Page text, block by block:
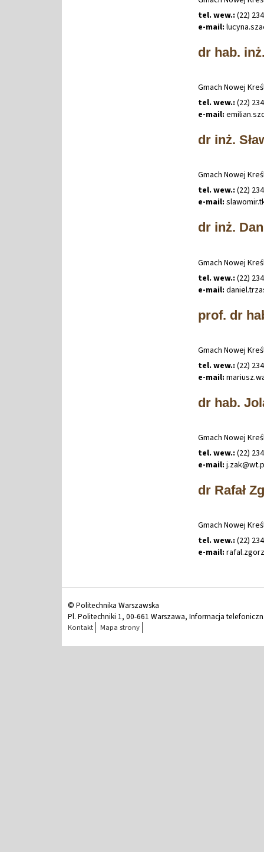
tel. wew.: (22)
e-mail: lucyna.
dr hab.
Gmach Nowej
tel. wew.: (22)
e-mail: emilian.
dr inż.
Gmach Nowej
tel. wew.: (22)
e-mail: slawomir.
dr inż.
Gmach Nowej
tel. wew.: (22)
e-mail: daniel.
prof. dr
Gmach Nowej
tel. wew.: (22)
e-mail: mariusz.
dr hab.
Gmach Nowej
tel. wew.: (22)
e-mail: j.zak@wt.
dr Rafał
Gmach Nowej
tel. wew.: (22)
e-mail: rafal.
© Politechnika Warszawska
Pl. Politechniki 1, 00-661 Warszawa, Informacja
Kontakt Mapa strony